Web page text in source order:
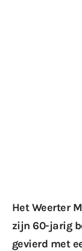
Het Weerter
zijn 60-jarig
gevierd met